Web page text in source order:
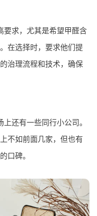
要求，尤其是希望甲醛含
在选择时，要求他们提
治理流程和技术，确保
还有一些同行小公司。
不如前面几家，但也有
口碑。